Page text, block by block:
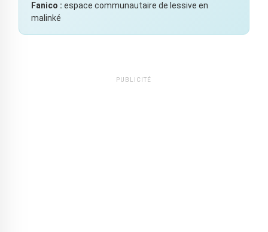
Fanico : espace communautaire de lessive en
malinké
PUBLICITÉ